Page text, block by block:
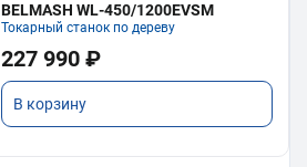
BELMASH WL-450/1200EVSM
Токарный станок по дереву
227 990 ₽
В корзину